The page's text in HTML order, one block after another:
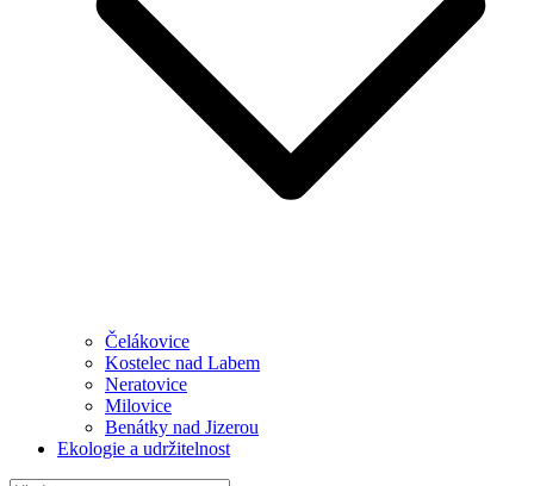
Čelákovice
Kostelec nad Labem
Neratovice
Milovice
Benátky nad Jizerou
Ekologie a udržitelnost